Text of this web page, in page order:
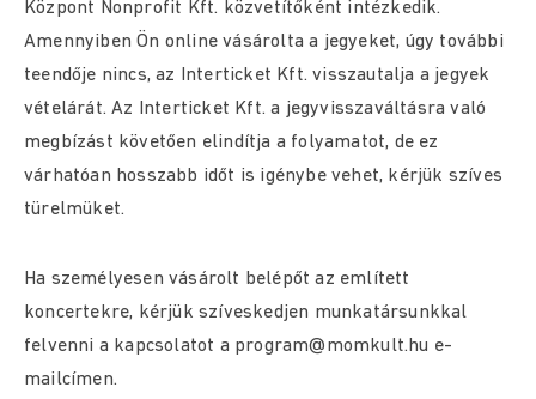
Központ Nonprofit Kft. közvetítőként intézkedik.
Amennyiben Ön online vásárolta a jegyeket, úgy további
teendője nincs, az Interticket Kft. visszautalja a jegyek
vételárát. Az Interticket Kft. a jegyvisszaváltásra való
megbízást követően elindítja a folyamatot, de ez
várhatóan hosszabb időt is igénybe vehet, kérjük szíves
türelmüket.
Ha személyesen vásárolt belépőt az említett
koncertekre, kérjük szíveskedjen munkatársunkkal
felvenni a kapcsolatot a program@momkult.hu e-
mailcímen.